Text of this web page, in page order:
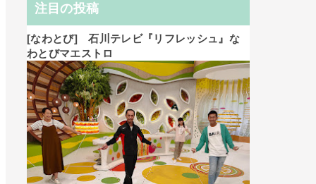
注目の投稿
[なわとび] 石川テレビ『リフレッシュ』な
わとびマエストロ